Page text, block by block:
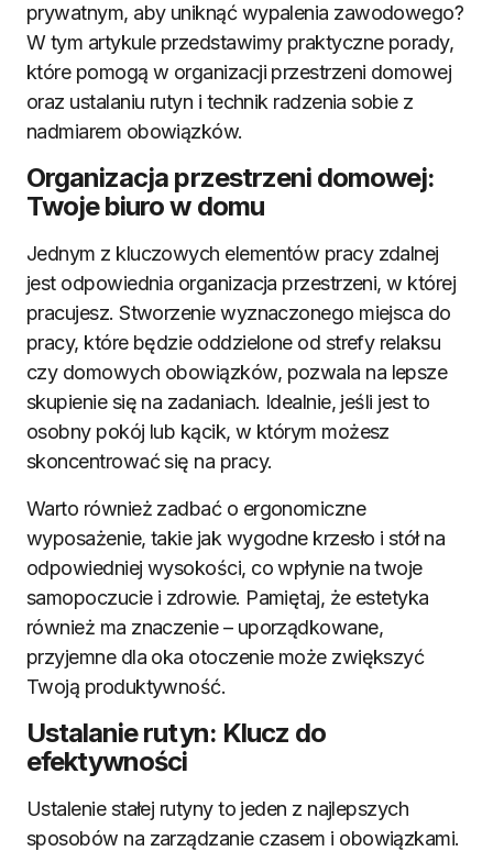
prywatnym, aby uniknąć wypalenia zawodowego?
W tym artykule przedstawimy praktyczne porady,
które pomogą w organizacji przestrzeni domowej
oraz ustalaniu rutyn i technik radzenia sobie z
nadmiarem obowiązków.
Organizacja przestrzeni domowej:
Twoje biuro w domu
Jednym z kluczowych elementów pracy zdalnej
jest odpowiednia organizacja przestrzeni, w której
pracujesz. Stworzenie wyznaczonego miejsca do
pracy, które będzie oddzielone od strefy relaksu
czy domowych obowiązków, pozwala na lepsze
skupienie się na zadaniach. Idealnie, jeśli jest to
osobny pokój lub kącik, w którym możesz
skoncentrować się na pracy.
Warto również zadbać o ergonomiczne
wyposażenie, takie jak wygodne krzesło i stół na
odpowiedniej wysokości, co wpłynie na twoje
samopoczucie i zdrowie. Pamiętaj, że estetyka
również ma znaczenie – uporządkowane,
przyjemne dla oka otoczenie może zwiększyć
Twoją produktywność.
Ustalanie rutyn: Klucz do
efektywności
Ustalenie stałej rutyny to jeden z najlepszych
sposobów na zarządzanie czasem i obowiązkami.